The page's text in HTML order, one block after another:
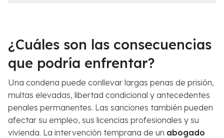
a
a
o
¿Cuáles son las consecuencias
que podría enfrentar?
Una condena puede conllevar largas penas de prisión,
multas elevadas, libertad condicional y antecedentes
penales permanentes. Las sanciones también pueden
afectar su empleo, sus licencias profesionales y su
vivienda. La intervención temprana de un abogado